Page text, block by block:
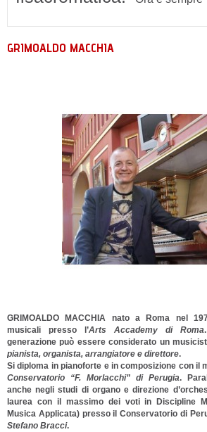
GRIMOALDO MACCHIA
GRIMOALDO MACCHIA nato a Roma nel
musicali presso l’Arts Accademy di Roma
generazione può essere considerato un
pianista, organista, arrangiatore e direttore.
Si diploma in pianoforte e in composizione con il
Conservatorio “F. Morlacchi” di Perugia.
anche negli studi di organo e direzione
laurea con il massimo dei voti in Discipline
Musica Applicata) presso il Conservatorio di
Stefano Bracci.